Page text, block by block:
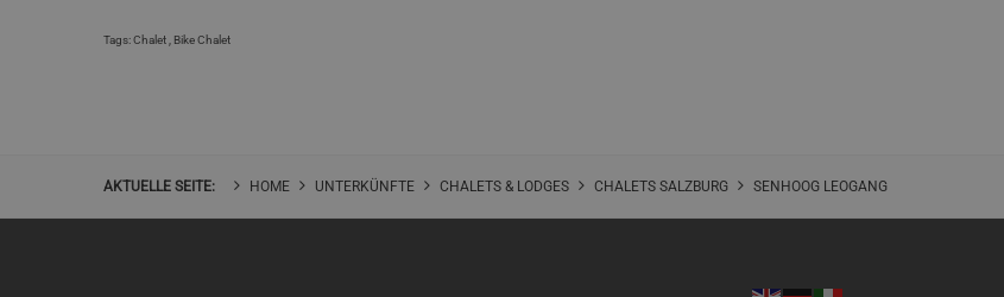
Tags:Chalet Bike Chalet
AKTUELLE SEITE: HOME UNTERKÜNFTE CHALETS & LODGES CHALETS SALZBURG SENHOOG LEOGANG